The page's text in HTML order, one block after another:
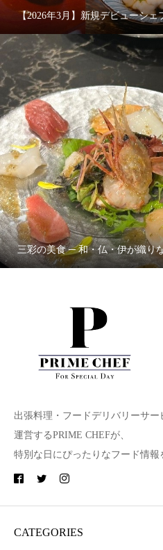
【2026年3月】新規デビューシェ
三彩の美食 ─ 和・仏・伊が織り
出張料理・フードデリバリーサー
運営するPRIME CHEFが、
特別な日にぴったりなフード情報
CATEGORIES